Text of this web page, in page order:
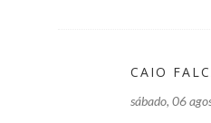
CAIO
sábado, 06